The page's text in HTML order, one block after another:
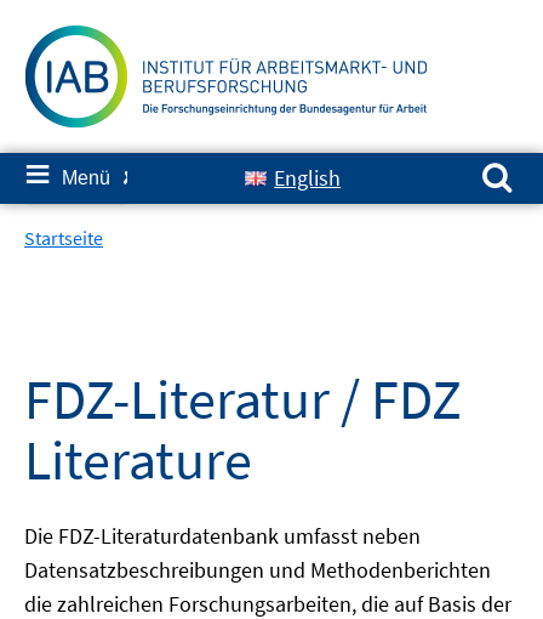
zum
Inhalt
≡ Menü ✘ English
Suchen nach:
Startseite
FDZ-Literatur / FDZ
Literature
Die FDZ-Literaturdatenbank umfasst neben
Datensatzbeschreibungen und Methodenberichten
die zahlreichen Forschungsarbeiten, die auf Basis der